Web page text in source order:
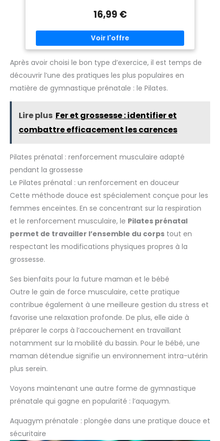
entraînement en toute confiance et un entraînement à
sécurité en se dégonflant lentement en cas de perforation,
réduisant ainsi le risque de blessure pendant l’utilisation ;
le matériau en PVC durable supporte une capacité de poids
statique allant jusqu’à 272 kg Se gonfle rapidement et
facilement à l’aide de la pompe à air fournie ; arrive
dégonflé pour un transport compact Dimensions du produit
: 58,4 à 66cm (23 à 26po) de diamètre, gonflé
16,99 €
Après avoir choisi le bon type d’exercice, il est temps de
découvrir l’une des pratiques les plus populaires en
matière de gymnastique prénatale : le Pilates.
Lire plus Fer et grossesse : identifier et
combattre efficacement les carences
Pilates prénatal : renforcement musculaire adapté
pendant la grossesse
Le Pilates prénatal : un renforcement en douceur
Cette méthode douce est spécialement conçue pour les
femmes enceintes. En se concentrant sur la respiration
et le renforcement musculaire, le Pilates prénatal
permet de travailler l’ensemble du corps tout en
respectant les modifications physiques propres à la
grossesse.
Ses bienfaits pour la future maman et le bébé
Outre le gain de force musculaire, cette pratique
contribue également à une meilleure gestion du stress et
favorise une relaxation profonde. De plus, elle aide à
préparer le corps à l’accouchement en travaillant
notamment sur la mobilité du bassin. Pour le bébé, une
maman détendue signifie un environnement intra-utérin
plus serein.
Voyons maintenant une autre forme de gymnastique
prénatale qui gagne en popularité : l’aquagym.
Aquagym prénatale : plongée dans une pratique douce et
sécuritaire